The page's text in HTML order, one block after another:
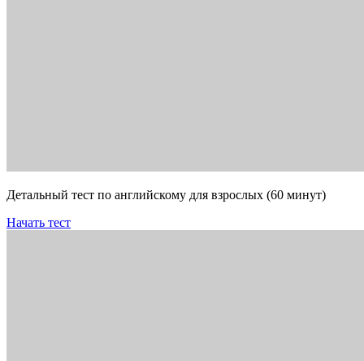
Детальный тест по английскому для взрослых (60 минут)
Начать тест